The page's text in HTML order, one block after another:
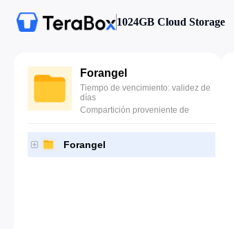
1024GB Cloud Storage
Forangel
Tiempo de vencimiento: validez de
días
Compartición proveniente de
Forangel